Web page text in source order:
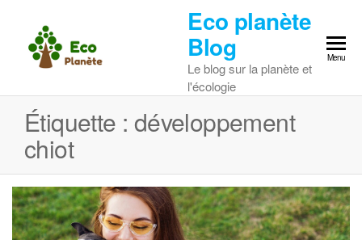
content
Eco planète
Blog
Le blog sur la planète et
l'écologie
Menu
Étiquette : développement
chiot